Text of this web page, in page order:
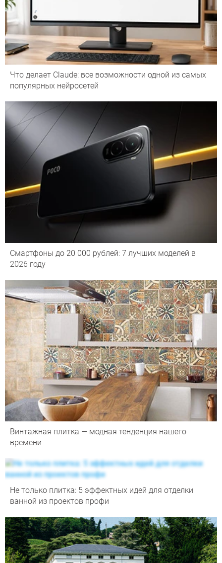
Что делает Сlaude: все возможности одной из самых
популярных нейросетей
Смартфоны до 20 000 рублей: 7 лучших моделей в
2026 году
Винтажная плитка — модная тенденция нашего
времени
Не только плитка: 5 эффектных идей для отделки
ванной из проектов профи